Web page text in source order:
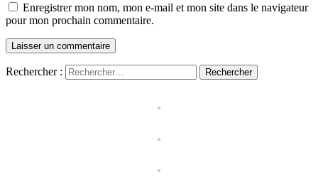
Enregistrer mon nom, mon e-mail et mon site dans le navigateur
pour mon prochain commentaire.
Rechercher :